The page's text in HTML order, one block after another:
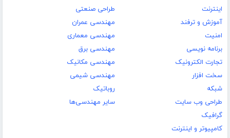
اینترنت
آموزش و ترفند
امنیت
برنامه نویسی
تجارت الکترونیک
سخت افزار
شبکه
طراحی وب سایت
گرافیک
کامپیوتر و اینترنت
طراحی صنعتی
مهندسی عمران
مهندسی معماری
مهندسی برق
مهندسی مکانیک
مهندسی شیمی
روباتیک
سایر مهندسی‌ها